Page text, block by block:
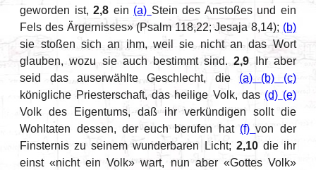
geworden ist,2,8 ein (a) Stein des Anstoßes und ein
Fels des Ärgernisses» (Psalm 118,22; Jesaja 8,14); (b)
sie stoßen sich an ihm, weil sie nicht an das Wort
glauben, wozu sie auch bestimmt sind.2,9 Ihr aber
seid das auserwählte Geschlecht, die (a) (b) (c)
königliche Priesterschaft, das heilige Volk, das (d) (e)
Volk des Eigentums, daß ihr verkündigen sollt die
Wohltaten dessen, der euch berufen hat (f)von der
Finsternis zu seinem wunderbaren Licht; 2,10die ihr
einst «nicht ein Volk» wart, nun aber «Gottes Volk»